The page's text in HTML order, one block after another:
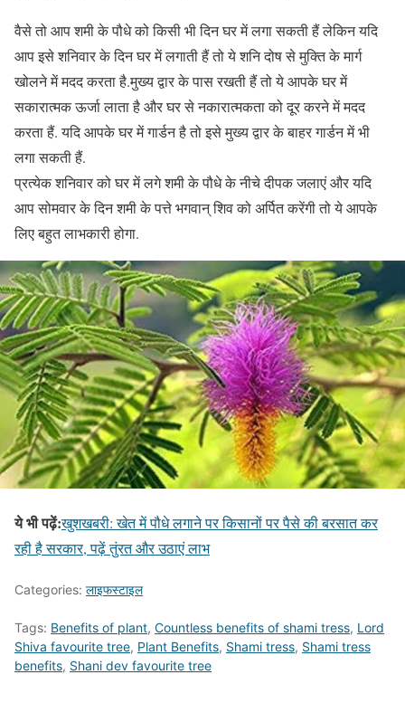
वैसे तो आप शमी के पौधे को किसी भी दिन घर में लगा सकती हैं लेकिन यदि
आप इसे शनिवार के दिन घर में लगाती हैं तो ये शनि दोष से मुक्ति के मार्ग
खोलने में मदद करता है.मुख्य द्वार के पास रखती हैं तो ये आपके घर में
सकारात्मक ऊर्जा लाता है और घर से नकारात्मकता को दूर करने में मदद
करता हैं. यदि आपके घर में गार्डन है तो इसे मुख्य द्वार के बाहर गार्डन में भी
लगा सकती हैं.
प्रत्येक शनिवार को घर में लगे शमी के पौधे के नीचे दीपक जलाएं और यदि
आप सोमवार के दिन शमी के पत्ते भगवान् शिव को अर्पित करेंगी तो ये आपके
लिए बहुत लाभकारी होगा.
ये भी पढ़ें:खुशखबरी: खेत में पौधे लगाने पर किसानों पर पैसे की बरसात कर
रही है सरकार, पढ़ें तुंरत और उठाएं लाभ
Categories: लाइफस्टाइल
Tags: Benefits of plant, Countless benefits of shami tress, Lord
Shiva favourite tree, Plant Benefits, Shami tress, Shami tress
benefits, Shani dev favourite tree